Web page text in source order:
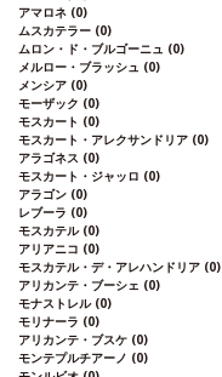
アマロネ (0)
ムスカテラー (0)
ムロン・ド・ブルゴーニュ (0)
メルロー・ブラッシュ (0)
メンシア (0)
モーザック (0)
モスカート (0)
モスカート・アレクサンドリア (0)
アラゴネス (0)
モスカート・ジャッロ (0)
アラゴン (0)
レブーラ (0)
モスカテル (0)
アリアニコ (0)
モスカテル・デ・アレハンドリア (0)
アリカンテ・ブーシェ (0)
モナストレル (0)
モリナーラ (0)
アリカンテ・ブスケ (0)
モンテプルチアーノ (0)